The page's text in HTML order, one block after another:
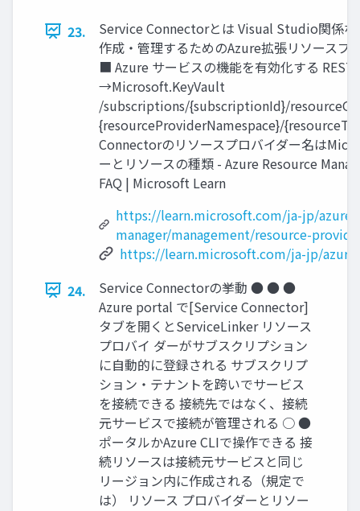
23.
Service Connectorとは Visual Studio関係
作成・管理するためのAzure拡張リソース
■ Azure サービスの機能を有効化する
→Microsoft.KeyVault
/subscriptions/{subscriptionId}/
{resourceProviderNamespace}/
Connectorのリソースプロバイダー名は
ーとリソースの種類 - Azure Resource
FAQ | Microsoft Learn
https://learn.microsoft.com/ja-jp/azure/
manager/management/resource-
https://learn.microsoft.com/ja-jp/
24.
Service Connectorの挙動 ● ● ●
Azure portal で[Service Connector]
タブを開くとServiceLinker リソース
プロバイ ダーがサブスクリプション
に自動的に登録される サブスクリプ
ション・テナントを跨いでサービス
を接続できる 接続先ではなく、接続
元サービスで接続が管理される ○ ●
ポータルかAzure CLIで操作できる 接
続リソースは接続元サービスと同じ
リージョン内に作成される（規定で
は） リソース プロバイダーとリソー